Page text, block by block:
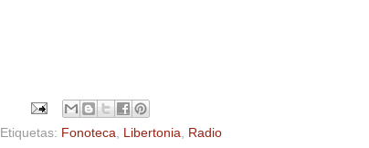
Etiquetas: Fonoteca, Libertonia, Radio